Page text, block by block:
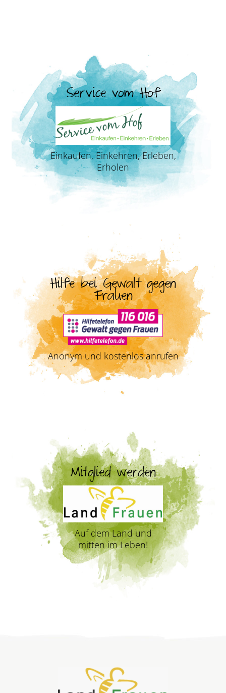
Service vom Hof
Einkaufen, Einkehren, Erleben,
Erholen
Hilfe bei Gewalt gegen
Frauen
Anonym und kostenlos anrufen
Mitglied werden
Auf dem Land und
mitten im Leben!